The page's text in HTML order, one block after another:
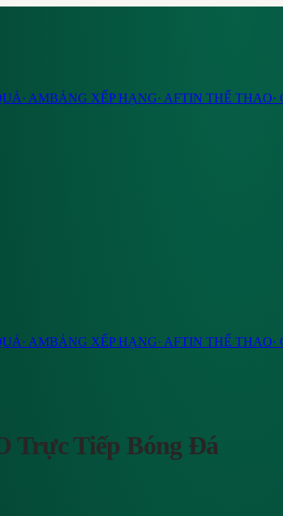
· AMBẢNG XẾP HẠNG· AFTIN THỂ THAO·
· AMBẢNG XẾP HẠNG· AFTIN THỂ THAO·
Trực Tiếp Bóng Đá